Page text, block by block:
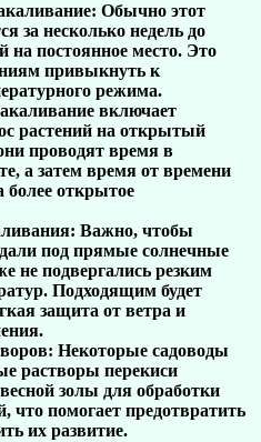
Обычно этот
за несколько недель до
на постоянное место. Это
привыкнуть к
режима.
включает
растений на открытый
проводят время в
а затем время от времени
открытое
Важно, чтобы
под прямые солнечные
не подвергались резким
Подходящим будет
защита от ветра и
Некоторые садоводы
растворы перекиси
золы для обработки
что помогает предотвратить
их развитие.